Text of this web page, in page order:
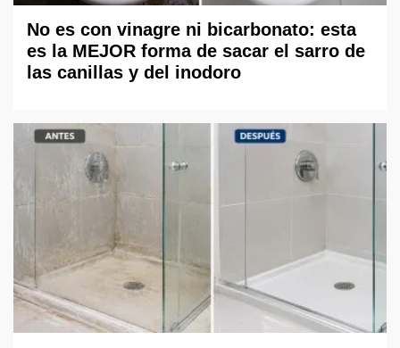
No es con vinagre ni bicarbonato: esta
es la MEJOR forma de sacar el sarro de
las canillas y del inodoro